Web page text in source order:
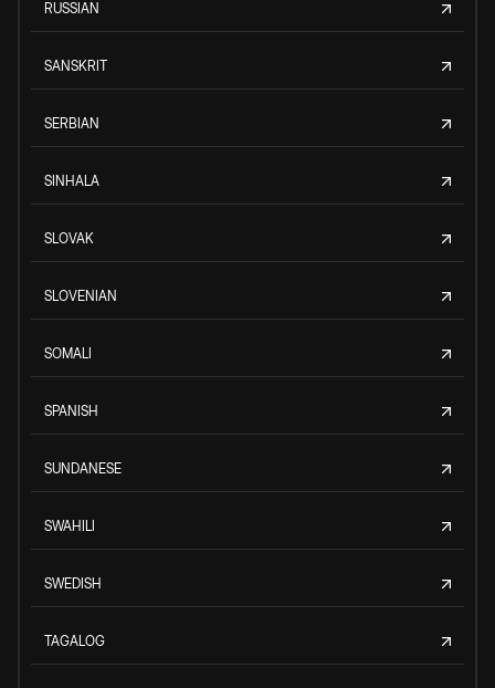
RUSSIAN
SANSKRIT
SERBIAN
SINHALA
SLOVAK
SLOVENIAN
SOMALI
SPANISH
SUNDANESE
SWAHILI
SWEDISH
TAGALOG